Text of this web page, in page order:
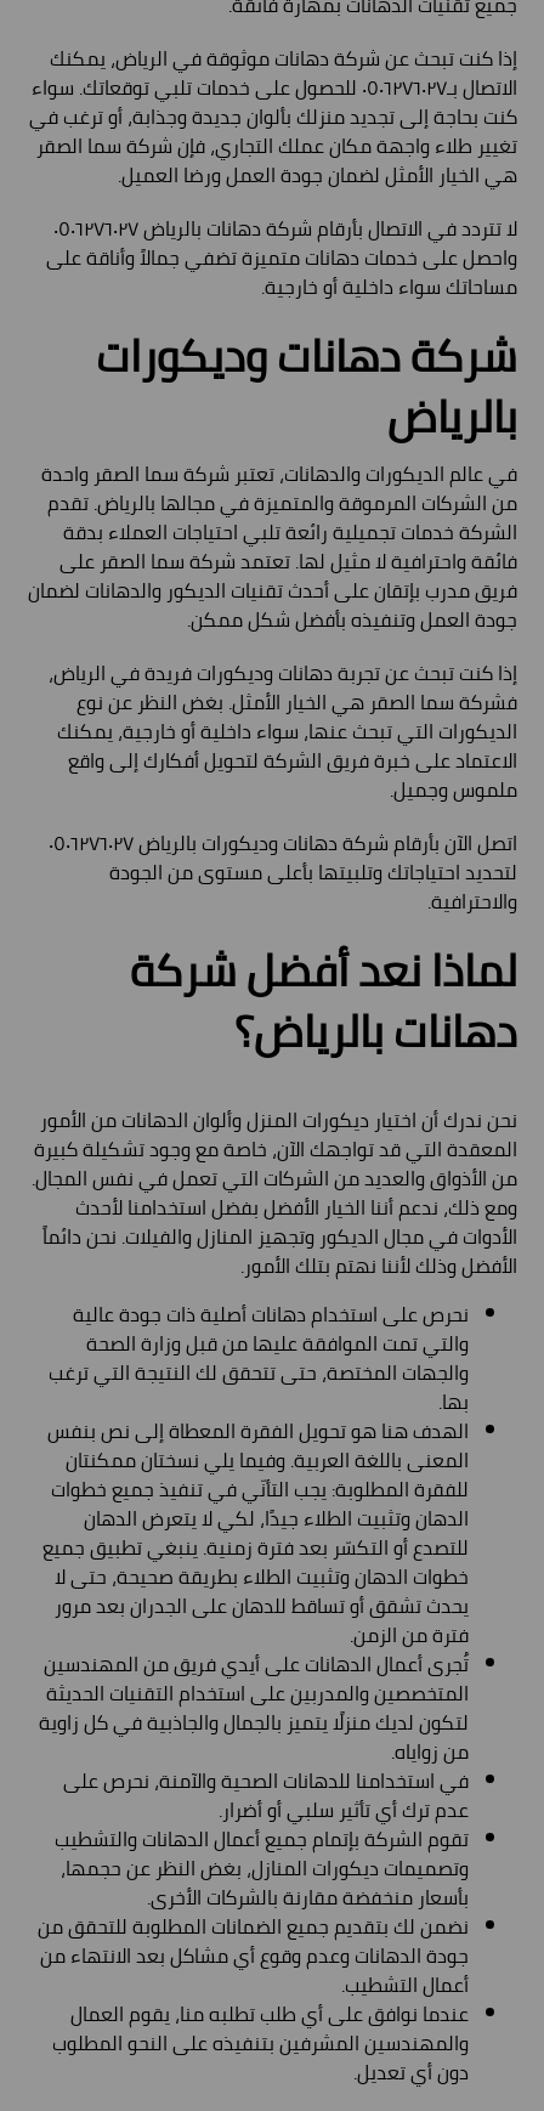
إذا كنت تبحث عن شركة دهانات موثوقة في الرياض، يمكنك
الاتصال بـ٠٥٠٦٢٧٦٠٢٧ للحصول على خدمات تلبي توقعاتك. سواء
كنت بحاجة إلى تجديد منزلك بألوان جديدة وجذابة، أو ترغب في
تغيير طلاء واجهة مكان عملك التجاري، فإن شركة سما الصقر
هي الخيار الأمثل لضمان جودة العمل ورضا العميل.
لا تتردد في الاتصال بأرقام شركة دهانات بالرياض ٠٥٠٦٢٧٦٠٢٧
واحصل على خدمات دهانات متميزة تضفي جمالاً وأناقة على
مساحاتك سواء داخلية أو خارجية.
شركة دهانات وديكورات
بالرياض
في عالم الديكورات والدهانات، تعتبر شركة سما الصقر واحدة
من الشركات المرموقة والمتميزة في مجالها بالرياض. تقدم
الشركة خدمات تجميلية رائعة تلبي احتياجات العملاء بدقة
فائقة واحترافية لا مثيل لها. تعتمد شركة سما الصقر على
فريق مدرب بإتقان على أحدث تقنيات الديكور والدهانات لضمان
جودة العمل وتنفيذه بأفضل شكل ممكن.
إذا كنت تبحث عن تجربة دهانات وديكورات فريدة في الرياض،
فشركة سما الصقر هي الخيار الأمثل. بغض النظر عن نوع
الديكورات التي تبحث عنها، سواء داخلية أو خارجية، يمكنك
الاعتماد على خبرة فريق الشركة لتحويل أفكارك إلى واقع
ملموس وجميل.
اتصل الآن بأرقام شركة دهانات وديكورات بالرياض ٠٥٠٦٢٧٦٠٢٧
لتحديد احتياجاتك وتلبيتها بأعلى مستوى من الجودة
والاحترافية.
لماذا نعد أفضل شركة
دهانات بالرياض؟
نحن ندرك أن اختيار ديكورات المنزل وألوان الدهانات من الأمور
المعقدة التي قد تواجهك الآن، خاصة مع وجود تشكيلة كبيرة
من الأذواق والعديد من الشركات التي تعمل في نفس المجال.
ومع ذلك، ندعم أننا الخيار الأفضل بفضل استخدامنا لأحدث
الأدوات في مجال الديكور وتجهيز المنازل والفيلات. نحن دائماً
الأفضل وذلك لأننا نهتم بتلك الأمور.
نحرص على استخدام دهانات أصلية ذات جودة عالية
والتي تمت الموافقة عليها من قبل وزارة الصحة
والجهات المختصة، حتى تتحقق لك النتيجة التي ترغب
بها.
الهدف هنا هو تحويل الفقرة المعطاة إلى نص بنفس
المعنى باللغة العربية. وفيما يلي نسختان ممكنتان
للفقرة المطلوبة: يجب التأنّي في تنفيذ جميع خطوات
الدهان وتثبيت الطلاء جيدًا، لكي لا يتعرض الدهان
للتصدع أو التكسّر بعد فترة زمنية. ينبغي تطبيق جميع
خطوات الدهان وتثبيت الطلاء بطريقة صحيحة، حتى لا
يحدث تشقق أو تساقط للدهان على الجدران بعد مرور
فترة من الزمن.
تُجرى أعمال الدهانات على أيدي فريق من المهندسين
المتخصصين والمدربين على استخدام التقنيات الحديثة
لتكون لديك منزلًا يتميز بالجمال والجاذبية في كل زاوية
من زواياه.
في استخدامنا للدهانات الصحية والآمنة، نحرص على
عدم ترك أي تأثير سلبي أو أضرار.
تقوم الشركة بإتمام جميع أعمال الدهانات والتشطيب
وتصميمات ديكورات المنازل، بغض النظر عن حجمها،
بأسعار منخفضة مقارنة بالشركات الأخرى.
نضمن لك بتقديم جميع الضمانات المطلوبة للتحقق من
جودة الدهانات وعدم وقوع أي مشاكل بعد الانتهاء من
أعمال التشطيب.
عندما نوافق على أي طلب تطلبه منا، يقوم العمال
والمهندسين المشرفين بتنفيذه على النحو المطلوب
دون أي تعديل.